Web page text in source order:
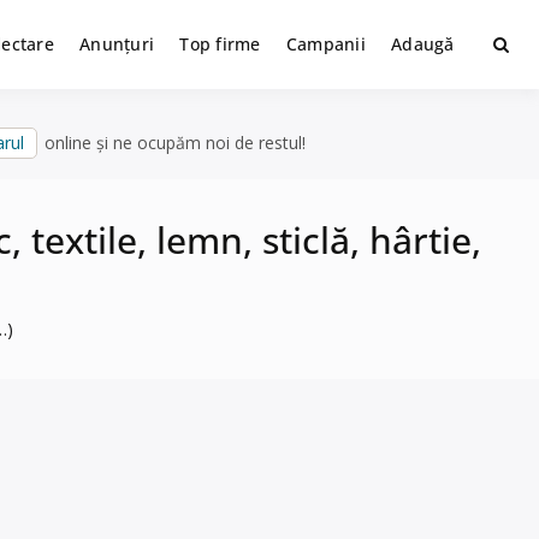
Anunțuri Top firme Campanii Adaugă
online și ne ocupăm noi de restul!
textile, lemn, sticlă, hârtie,